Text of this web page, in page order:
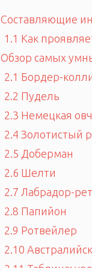
Составляющие
1.1 Как
Обзор самых
2.1 Бордер-
2.2 Пудель
2.3 Немецкая
2.4 Золотистый
2.5 Доберман
2.6 Шелти
2.7 Лабрадор-
2.8 Папийон
2.9 Ротвейлер
2.10